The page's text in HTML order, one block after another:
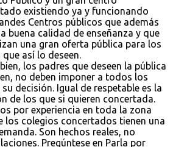
existiendo ya y funcionando
Centros públicos que además
buena calidad de enseñanza y que
una gran oferta pública para los
que así lo deseen.
los padres que deseen la pública
no deben imponer a todos los
su decisión. Igual de respetable es la
de los que si quieren concertada.
por experiencia en toda la zona
los colegios concertados tienen una
Son hechos reales, no
Pregúntese en Parla por